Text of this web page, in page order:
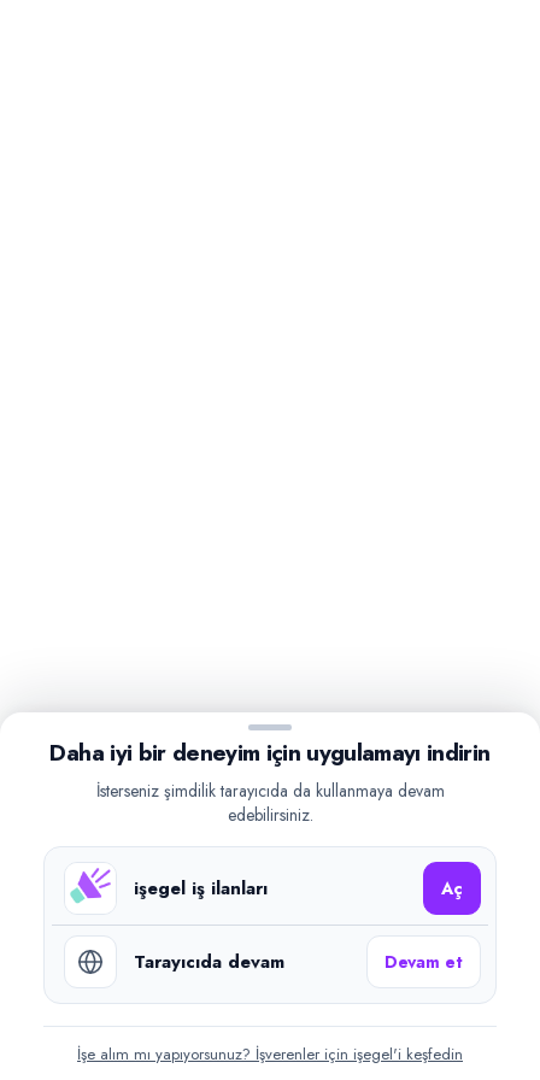
Daha iyi bir deneyim için uygulamayı indirin
İsterseniz şimdilik tarayıcıda da kullanmaya devam
edebilirsiniz.
işegel iş ilanları Aç
Tarayıcıda devam Devam et
İşe alım mı yapıyorsunuz? İşverenler için işegel'i keşfedin